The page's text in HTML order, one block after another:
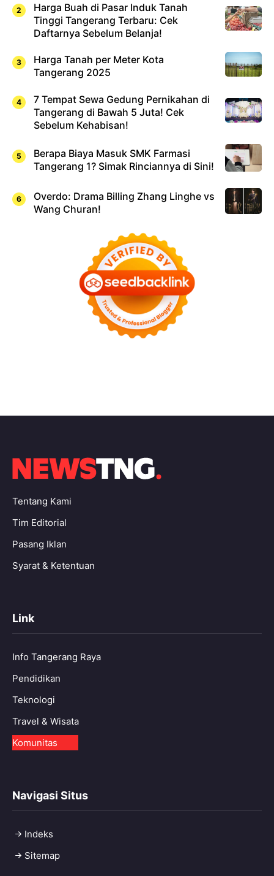
Harga Buah di Pasar Induk Tanah
Tinggi Tangerang Terbaru: Cek
Daftarnya Sebelum Belanja!
Harga Tanah per Meter Kota
Tangerang 2025
7 Tempat Sewa Gedung Pernikahan di
Tangerang di Bawah 5 Juta! Cek
Sebelum Kehabisan!
Berapa Biaya Masuk SMK Farmasi
Tangerang 1? Simak Rinciannya di Sini!
Overdo: Drama Billing Zhang Linghe vs
Wang Churan!
Tentang Kami
Tim Editorial
Pasang Iklan
Syarat & Ketentuan
Link
Info Tangerang Raya
Pendidikan
Teknologi
Travel & Wisata
Komunitas
Navigasi Situs
Indeks
Sitemap